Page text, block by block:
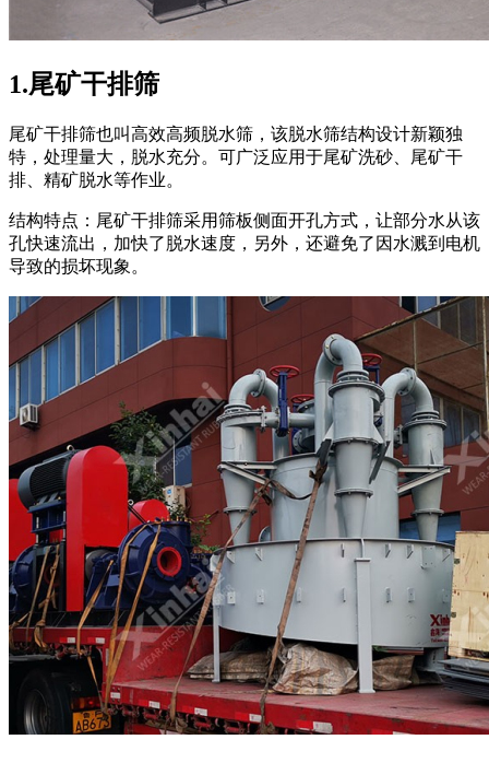
1.尾矿干排筛
尾矿干排筛也叫高效高频脱水筛，该脱水筛结构设计新颖独
特，处理量大，脱水充分。可广泛应用于尾矿洗砂、尾矿干
排、精矿脱水等作业。
结构特点：尾矿干排筛采用筛板侧面开孔方式，让部分水从该
孔快速流出，加快了脱水速度，另外，还避免了因水溅到电机
导致的损坏现象。